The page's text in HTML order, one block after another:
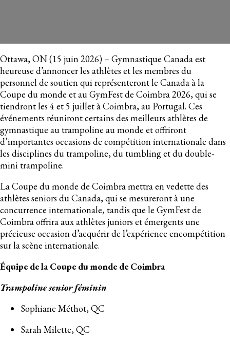
Ottawa, ON (15 juin 2026) – Gymnastique Canada est
heureuse d’annoncer les athlètes et les membres du
personnel de soutien qui représenteront le Canada à la
Coupe du monde et au GymFest de Coimbra 2026, qui se
tiendront les 4 et 5 juillet à Coimbra, au Portugal. Ces
événements réuniront certains des meilleurs athlètes de
gymnastique au trampoline au monde et offriront
d’importantes occasions de compétition internationale dans
les disciplines du trampoline, du tumbling et du double-
mini trampoline.
La Coupe du monde de Coimbra mettra en vedette des
athlètes seniors du Canada, qui se mesureront à une
concurrence internationale, tandis que le GymFest de
Coimbra offrira aux athlètes juniors et émergents une
précieuse occasion d’acquérir de l’expérience encompétition
sur la scène internationale.
Équipe de la Coupe du monde de Coimbra
Trampoline senior féminin
Sophiane Méthot, QC
Sarah Milette, QC